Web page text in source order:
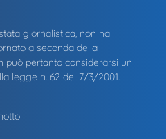
giornalistica, non ha
a seconda della
può pertanto considerarsi un
legge n. 62 del 7/3/2001.